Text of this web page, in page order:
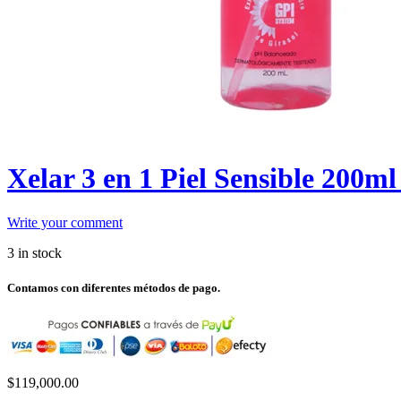
Xelar 3 en 1 Piel Sensible
Write your comment
3 in stock
Contamos con diferentes métodos de pago.
$119,000.00